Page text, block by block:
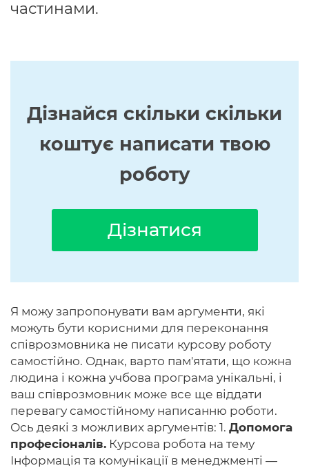
частинами.
Дізнайся скільки скільки
коштує написати твою
роботу
Дізнатися
Я можу запропонувати вам аргументи, які
можуть бути корисними для переконання
співрозмовника не писати курсову роботу
самостійно. Однак, варто пам'ятати, що кожна
людина і кожна учбова програма унікальні, і
ваш співрозмовник може все ще віддати
перевагу самостійному написанню роботи.
Ось деякі з можливих аргументів: 1. Допомога
професіоналів. Курсова робота на тему
Інформація та комунікації в менеджменті —